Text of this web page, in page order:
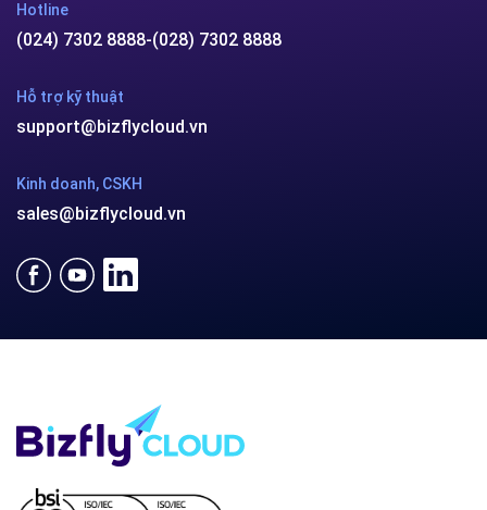
Hotline
(024) 7302 8888-(028) 7302 8888
Hỗ trợ kỹ thuật
support@bizflycloud.vn
Kinh doanh, CSKH
sales@bizflycloud.vn